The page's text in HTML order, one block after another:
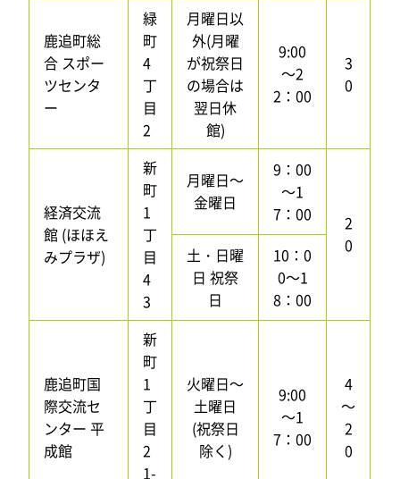
鹿追町総
合 スポー
ツセンタ
ー
緑
町
4
丁
目
2
月曜日以
外(月曜
が祝祭日
の場合は
翌日休
館)
9:00
～2
2：00
3
0
経済交流
館 (ほほえ
みプラザ)
新
町
1
丁
目
4
3
月曜日～
金曜日
9：00
～1
7：00
2
0
土・日曜
日 祝祭
日
10：0
0～1
8：00
鹿追町国
際交流セ
ンター 平
成館
新
町
1
丁
目
2
1-
火曜日～
土曜日
(祝祭日
除く)
9:00
～1
7：00
4
～
2
0